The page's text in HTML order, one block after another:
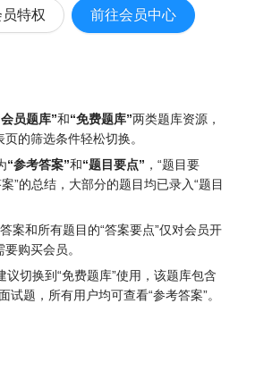
特权 前往会员中心
会员题库”和“免费题库”两类题库资源，
的筛选条件轻松切换。
“参考答案”和“题目要点” ，“题目要
案”的总结，大部分的题目均已录入“题目
案和所有题目的“答案要点”仅对会员开
购买会员。
议切换到“免费题库”使用，该题库包含
试题 ，所有用户均可查看“参考答案”。